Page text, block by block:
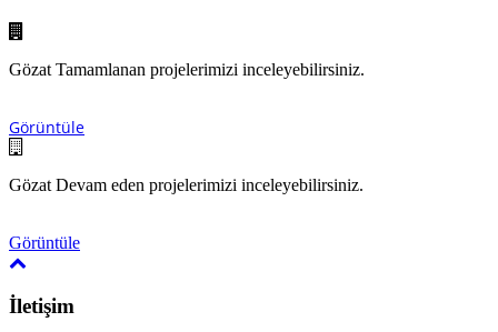
Gözat Tamamlanan projelerimizi inceleyebilirsiniz.
Görüntüle
Gözat Devam eden projelerimizi inceleyebilirsiniz.
Görüntüle
İletişim